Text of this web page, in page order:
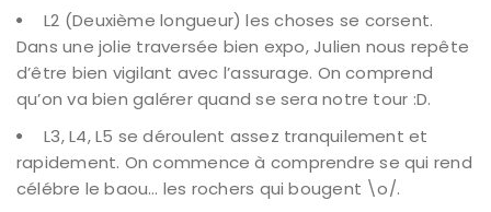
L2 (Deuxième longueur) les choses se corsent.
Dans une jolie traversée bien expo, Julien nous repête
d’être bien vigilant avec l’assurage. On comprend
qu’on va bien galérer quand se sera notre tour :D.
L3, L4, L5 se déroulent assez tranquilement et
rapidement. On commence à comprendre se qui rend
célébre le baou… les rochers qui bougent \o/.